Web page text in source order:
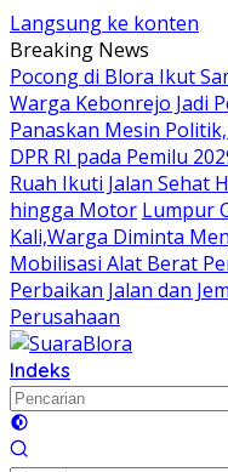
Langsung ke konten
Breaking News
‎Pocong di Blora Ikut
Warga Kebonrejo Jadi
Panaskan Mesin
DPR RI pada Pemilu
Ruah Ikuti Jalan Sehat
hingga Motor Lumpur
Kali,Warga Diminta
Mobilisasi Alat Berat
Perbaikan Jalan dan
Perusahaan
Indeks